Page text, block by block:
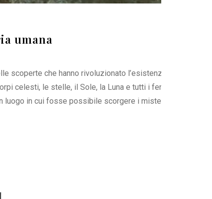
umana
scoperte che hanno rivoluzionato l’esistenza umana.
celesti, le stelle, il Sole, la Luna e tutti i fenomeni loro
luogo in cui fosse possibile scorgere i misteri della